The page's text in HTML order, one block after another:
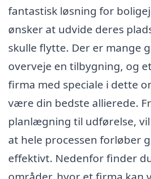
fantastisk løsning for
ønsker at udvide deres
skulle flytte. Der er mange
overveje en tilbygning, og
firma med speciale i dette
være din bedste allierede.
planlægning til udførelse,
at hele processen forløber
effektivt. Nedenfor finder